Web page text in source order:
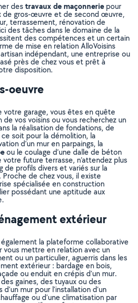
destravaux de maçonnerie pour
de gros-œuvre et de second œuvre,
terrassement, rénovation de
des tâches dans le domaine de la
des compétences et un certain
de mise en relation AlloVoisins
indépendant, une entreprise ou
près de chez vous et prêt à
disposition.
oeuvre
votre garage, vous êtes en quête
de vos voisins ou vous recherchez un
la réalisation de fondations, de
soit pour la démolition, la
d’un mur en parpaings, la
ou le coulage d’une dalle de béton
votre future terrasse, n’attendez plus
de profils divers et variés sur la
de chez vous, il existe
spécialisée en construction
possédant une aptitude aux
extérieur
la plateforme collaborative
mettre en relation avec un
ou un particulier, aguerris dans les
extérieur : bardage en bois,
ou enduit en crépis d’un mur.
gaines, des tuyaux ou des
mur pour l’installation d’un
ou d’une climatisation par